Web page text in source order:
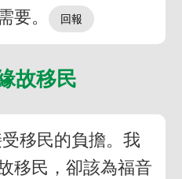
要。
故移民
移民的負擔。我
移民，卻該為福音